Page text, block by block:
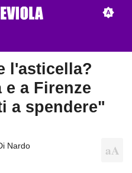
l'asticella?
a Firenze
a spendere"
Nardo